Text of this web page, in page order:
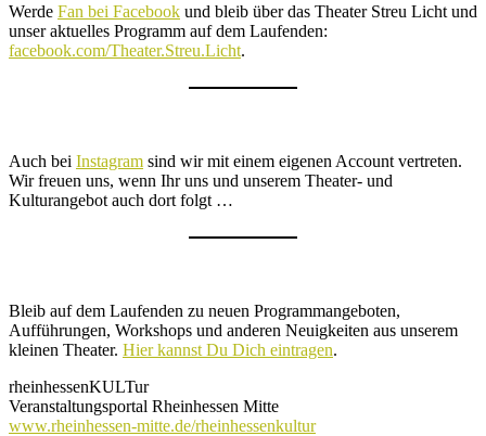
Werde Fan bei Facebook und bleib über das Theater Streu Licht und
unser aktuelles Programm auf dem Laufenden:
facebook.com/Theater.Streu.Licht.
Auch bei Instagram sind wir mit einem eigenen Account vertreten.
Wir freuen uns, wenn Ihr uns und unserem Theater- und
Kulturangebot auch dort folgt …
Bleib auf dem Laufenden zu neuen Programmangeboten,
Aufführungen, Workshops und anderen Neuigkeiten aus unserem
kleinen Theater. Hier kannst Du Dich eintragen.
rheinhessenKULTur
Veranstaltungsportal Rheinhessen Mitte
www.rheinhessen-mitte.de/rheinhessenkultur